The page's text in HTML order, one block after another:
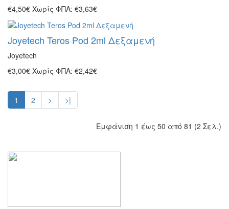
€4,50€ Χωρίς ΦΠΑ: €3,63€
Joyetech Teros Pod 2ml Δεξαμενή
Joyetech
€3,00€ Χωρίς ΦΠΑ: €2,42€
1 2 > >|
Εμφάνιση 1 έως 50 από 81 (2 Σελ.)